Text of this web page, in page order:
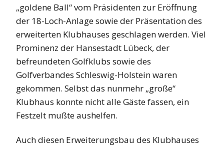
„goldene Ball“ vom Präsidenten zur Eröffnung
der 18-Loch-Anlage sowie der Präsentation des
erweiterten Klubhauses geschlagen werden. Viel
Prominenz der Hansestadt Lübeck, der
befreundeten Golfklubs sowie des
Golfverbandes Schleswig-Holstein waren
gekommen. Selbst das nunmehr „große“
Klubhaus konnte nicht alle Gäste fassen, ein
Festzelt mußte aushelfen.
Auch diesen Erweiterungsbau des Klubhauses